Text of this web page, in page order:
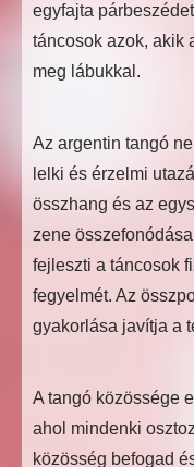
egyfajta
táncosok azok, akik
meg lábukkal.
Az argentin tangó
lelki és érzelmi
összhang és az
zene
fejleszti a táncosok
fegyelmét. Az
gyakorlása javítja a
A tangó közössége
ahol mindenki
közösség befogad